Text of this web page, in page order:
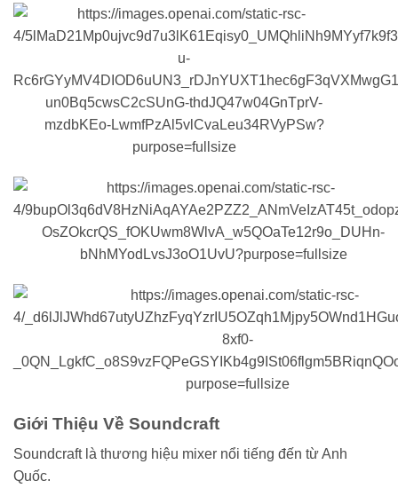
Giới Thiệu Về Soundcraft
Soundcraft là thương hiệu mixer nổi tiếng đến từ Anh
Quốc.